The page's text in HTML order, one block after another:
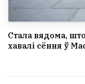
Стала вядома,
хавалі сёння ў